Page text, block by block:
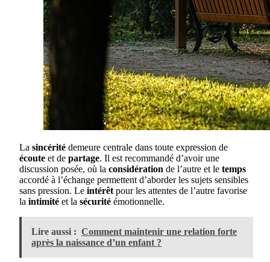
La sincérité demeure centrale dans toute expression de
écoute et de partage. Il est recommandé d’avoir une
discussion posée, où la considération de l’autre et le temps
accordé à l’échange permettent d’aborder les sujets sensibles
sans pression. Le intérêt pour les attentes de l’autre favorise
la intimité et la sécurité émotionnelle.
Lire aussi : Comment maintenir une relation forte
après la naissance d’un enfant ?